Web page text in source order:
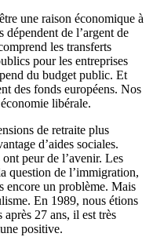
une raison économique à
dépendent de l’argent de
les transferts
pour les entreprises
du budget public. Et
des fonds européens. Nos
libérale.
de retraite plus
d’aides sociales.
peur de l’avenir. Les
question de l’immigration,
encore un problème. Mais
En 1989, nous étions
27 ans, il est très
positive.